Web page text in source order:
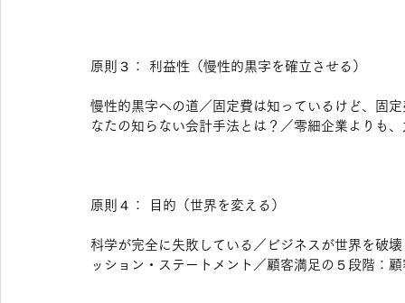
原則３： 利益性（慢性的黒字を確立させる）
慢性的黒字への道／固定費は知っているけど、固
なたの知らない会計手法とは？／零細企業よりも
原則４： 目的（世界を変える）
科学が完全に失敗している／ビジネスが世界を破
ッション・ステートメント／顧客満足の５段階：